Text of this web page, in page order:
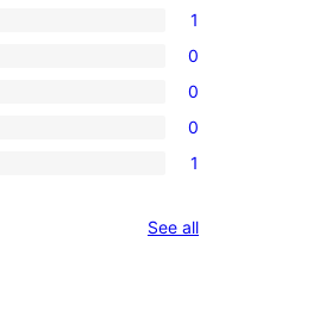
1
0
0
0
1
See allreviews